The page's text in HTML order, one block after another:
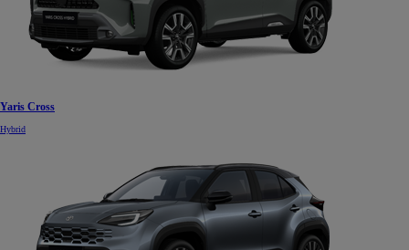
Yaris Cross
Hybrid